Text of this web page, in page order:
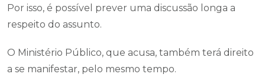
Por isso, é possível prever uma discussão longa a
respeito do assunto.
O Ministério Público, que acusa, também terá direito
a se manifestar, pelo mesmo tempo.